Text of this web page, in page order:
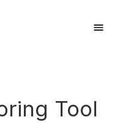
Tool